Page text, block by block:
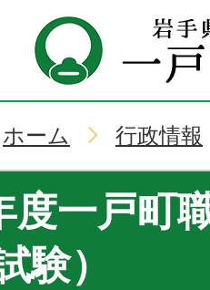
ホーム 行政情報
度一戸町
験）